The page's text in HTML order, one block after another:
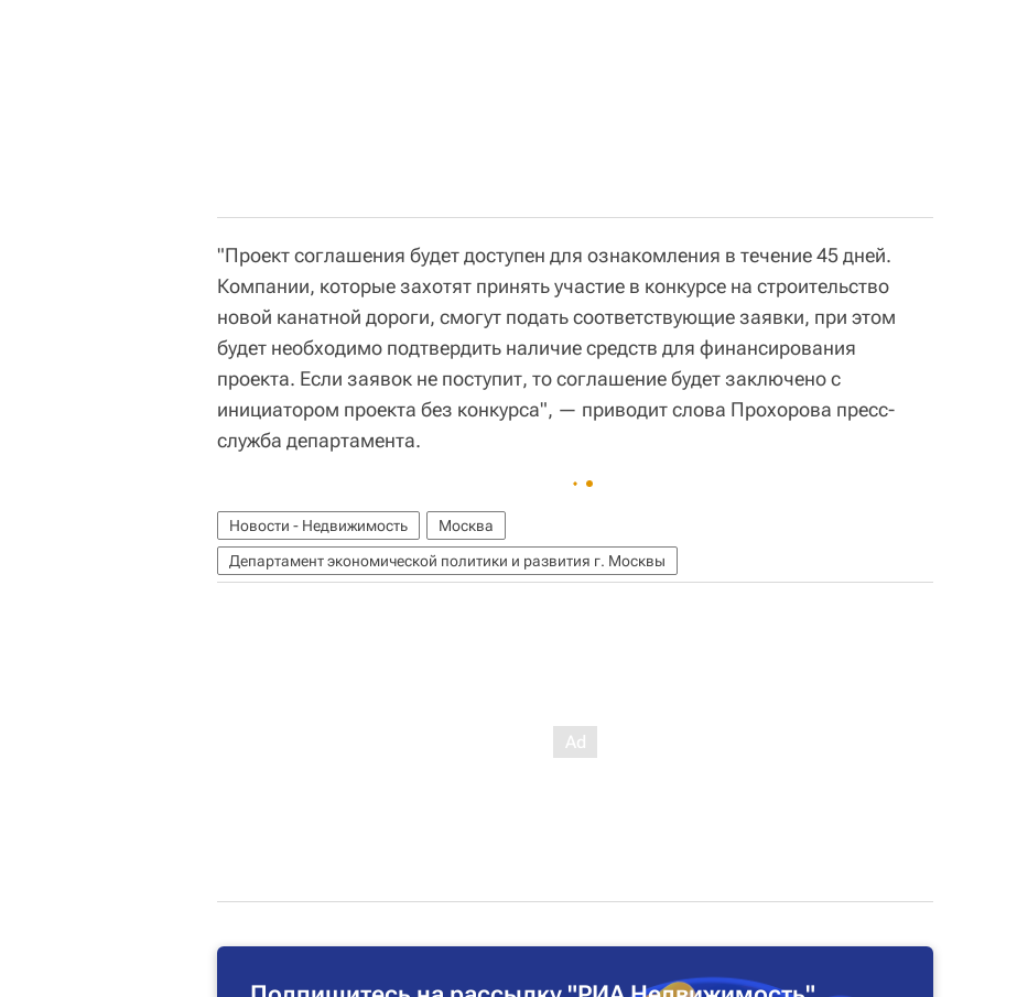
"Проект соглашения будет доступен для ознакомления в течение 45 дней.
Компании, которые захотят принять участие в конкурсе на строительство
новой канатной дороги, смогут подать соответствующие заявки, при этом
будет необходимо подтвердить наличие средств для финансирования
проекта. Если заявок не поступит, то соглашение будет заключено с
инициатором проекта без конкурса", — приводит слова Прохорова пресс-
служба департамента.
Новости - Недвижимость
Москва
Департамент экономической политики и развития г. Москвы